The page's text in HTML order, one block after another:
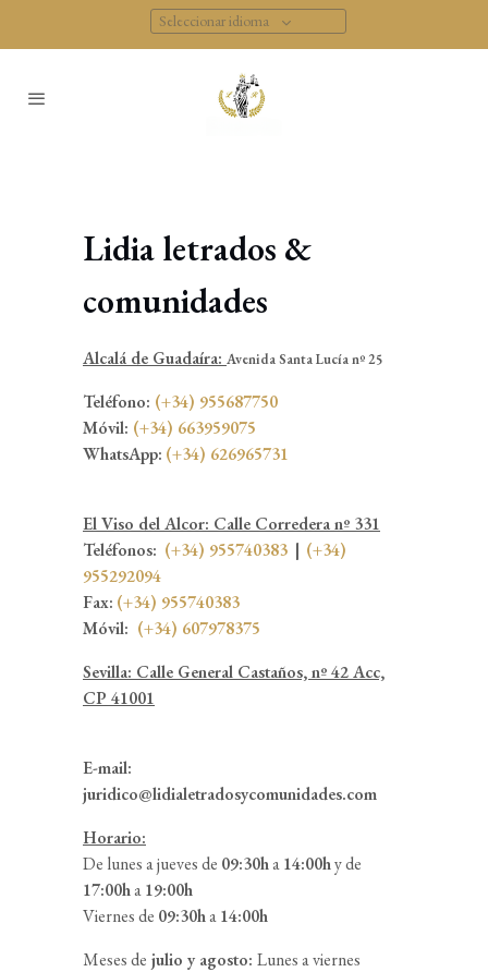
Seleccionar idioma
Lidia letrados &
comunidades
Alcalá de Guadaíra: Avenida Santa Lucía nº 25
Teléfono: (+34) 955687750
Móvil: (+34) 663959075
WhatsApp: (+34) 626965731
El Viso del Alcor: Calle Corredera nº 331
Teléfonos: (+34) 955740383 | (+34)
955292094
Fax: (+34) 955740383
Móvil: (+34) 607978375
Sevilla: Calle General Castaños, nº 42 Acc,
CP 41001
E-mail:
juridico@lidialetradosycomunidades.com
Horario:
De lunes a jueves de 09:30ha14:00hy de
17:00ha19:00h
Viernes de 09:30ha14:00h
Meses de julio y agosto: Lunes a viernes